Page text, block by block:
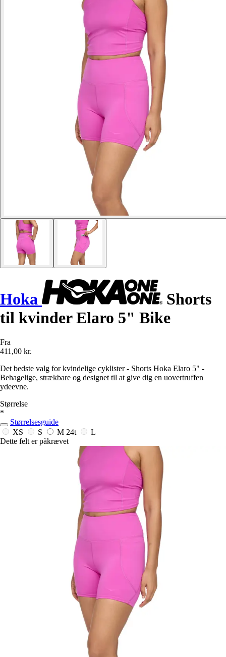
Hoka
Shorts
til kvinder Elaro 5" Bike
Fra
411,00 kr.
Det bedste valg for kvindelige cyklister - Shorts Hoka Elaro 5" -
Behagelige, strækbare og designet til at give dig en uovertruffen
ydeevne.
Størrelse
*
Størrelsesguide
XS
S M 24t
L
Dette felt er påkrævet